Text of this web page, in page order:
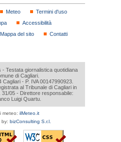
Meteo
Termini d'uso
Accessibilità
Mappa del sito
Contatti
- Testata giornalistica quotidiana
di Cagliari.
- P. IVA 00147990923.
al Tribunale di Cagliari in
31/05 - Direttore responsabile:
Luigi Quartu.
meteo: ilMeteo.it
by: bizConsulting S.r.l.